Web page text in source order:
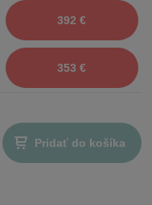
392 €
353 €
Pridať do košíka